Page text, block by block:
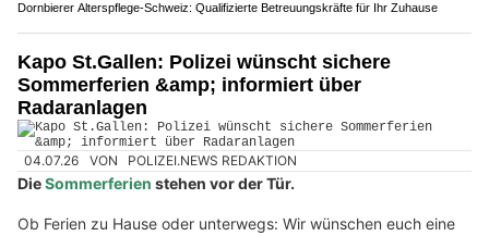
Dornbierer Alterspflege-Schweiz: Qualifizierte Betreuungskräfte für Ihr Zuhause
Kapo St.Gallen: Polizei wünscht sichere
Sommerferien &amp; informiert über
Radaranlagen
04.07.26 VON POLIZEI.NEWS REDAKTION
DieSommerferien stehen vor der Tür.
Ob Ferien zu Hause oder unterwegs: Wir wünschen euch eine